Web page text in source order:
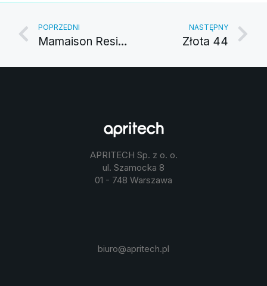
POPRZEDNI
Mamaison Residence Diana
NASTĘPNY
Złota 44
APRITECH Sp. z o. o.
ul. Szamocka 8
01 - 748 Warszawa
biuro@apritech.pl